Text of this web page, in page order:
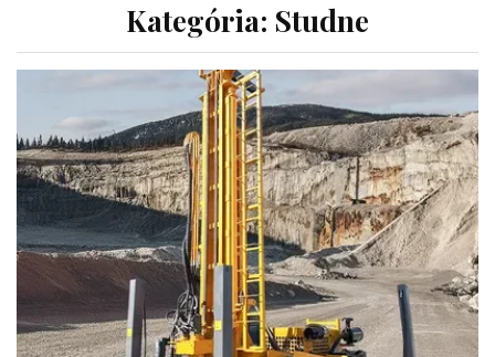
Kategória: Studne